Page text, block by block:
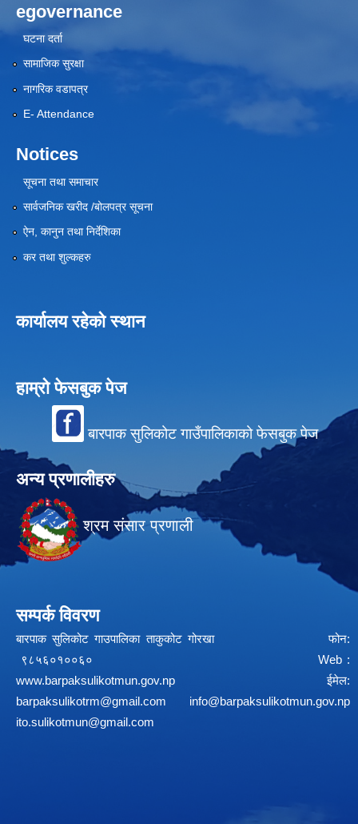
egovernance
घटना दर्ता
सामाजिक सुरक्षा
नागरिक वडापत्र
E- Attendance
Notices
सूचना तथा समाचार
सार्वजनिक खरीद /बोलपत्र सूचना
ऐन, कानुन तथा निर्देशिका
कर तथा शुल्कहरु
कार्यालय रहेको स्थान
हाम्रो फेसबुक पेज
बारपाक सुलिकोट गाउँपालिकाको फेसबुक पेज
अन्य प्रणालीहरु
श्रम संसार प्रणाली
सम्पर्क विवरण
बारपाक सुलिकोट गाउपालिका ताकुकोट गोरखा फोन:
९८५६०१००६० Web :
www.barpaksulikotmun.gov.np
ईमेल:
barpaksulikotrm@gmail.com
info@barpaksulikotmun.gov.np
ito.sulikotmun@gmail.com